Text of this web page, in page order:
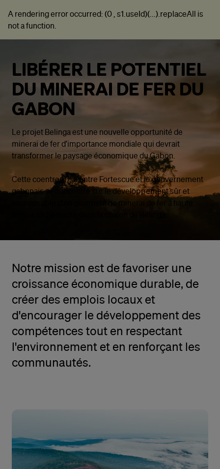
A rendering error occurred: (0 , s1.useId)(...).replaceAll is
not a function
LIBÉRER LE POTENTIEL
DU MINERAI DE FER DU
GABON
Le projet Belinga est une nouvelle opportunité de
minerai de fer d'importance mondiale qui devrait
transformer le paysage économique du Gabon.
Cette coentreprise entre Fortescue et le gouvernement
gabonais se concentre sur le développement sûr et
responsable d'un gisement de minerai de fer à haute
Notre mission est de favoriser une
croissance économique durable, de
créer des emplois locaux et
d'encourager le développement des
compétences tout en respectant
l'environnement et en renforçant les
communautés.